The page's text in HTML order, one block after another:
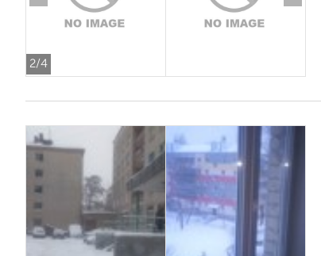
2/4